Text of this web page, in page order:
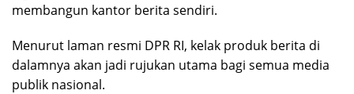
membangun kantor berita sendiri.
Menurut laman resmi DPR RI, kelak produk berita di
dalamnya akan jadi rujukan utama bagi semua media
publik nasional.